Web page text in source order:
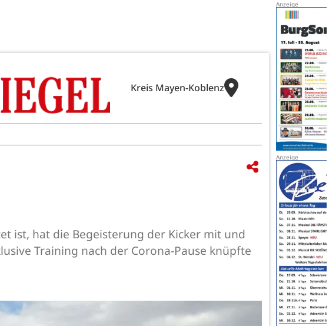
Kreis Mayen-Koblenz
ist, hat die Begeisterung der Kicker mit und
Training nach der Corona-Pause knüpfte